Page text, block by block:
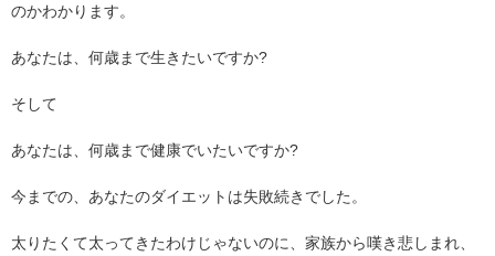
のかわかります。
あなたは、何歳まで生きたいですか?
そして
あなたは、何歳まで健康でいたいですか?
今までの、あなたのダイエットは失敗続きでした。
太りたくて太ってきたわけじゃないのに、家族から嘆き悲しまれ、